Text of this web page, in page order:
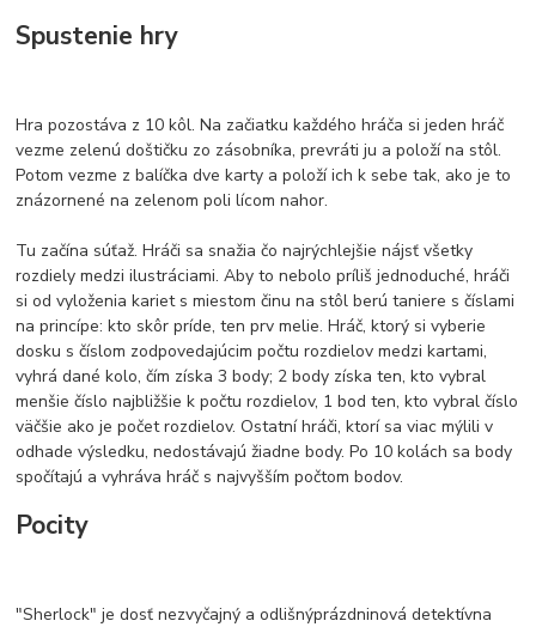
Spustenie hry
Hra pozostáva z 10 kôl. Na začiatku každého hráča si jeden hráč
vezme zelenú doštičku zo zásobníka, prevráti ju a položí na stôl.
Potom vezme z balíčka dve karty a položí ich k sebe tak, ako je to
znázornené na zelenom poli lícom nahor.
Tu začína súťaž. Hráči sa snažia čo najrýchlejšie nájsť všetky
rozdiely medzi ilustráciami. Aby to nebolo príliš jednoduché, hráči
si od vyloženia kariet s miestom činu na stôl berú taniere s číslami
na princípe: kto skôr príde, ten prv melie. Hráč, ktorý si vyberie
dosku s číslom zodpovedajúcim počtu rozdielov medzi kartami,
vyhrá dané kolo, čím získa 3 body; 2 body získa ten, kto vybral
menšie číslo najbližšie k počtu rozdielov, 1 bod ten, kto vybral číslo
väčšie ako je počet rozdielov. Ostatní hráči, ktorí sa viac mýlili v
odhade výsledku, nedostávajú žiadne body. Po 10 kolách sa body
spočítajú a vyhráva hráč s najvyšším počtom bodov.
Pocity
"Sherlock" je dosť nezvyčajný a odlišnýprázdninová detektívna